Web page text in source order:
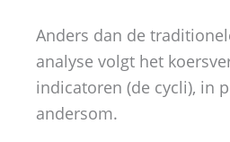
Anders dan de
analyse volgt het
indicatoren (de cycli), in
andersom.